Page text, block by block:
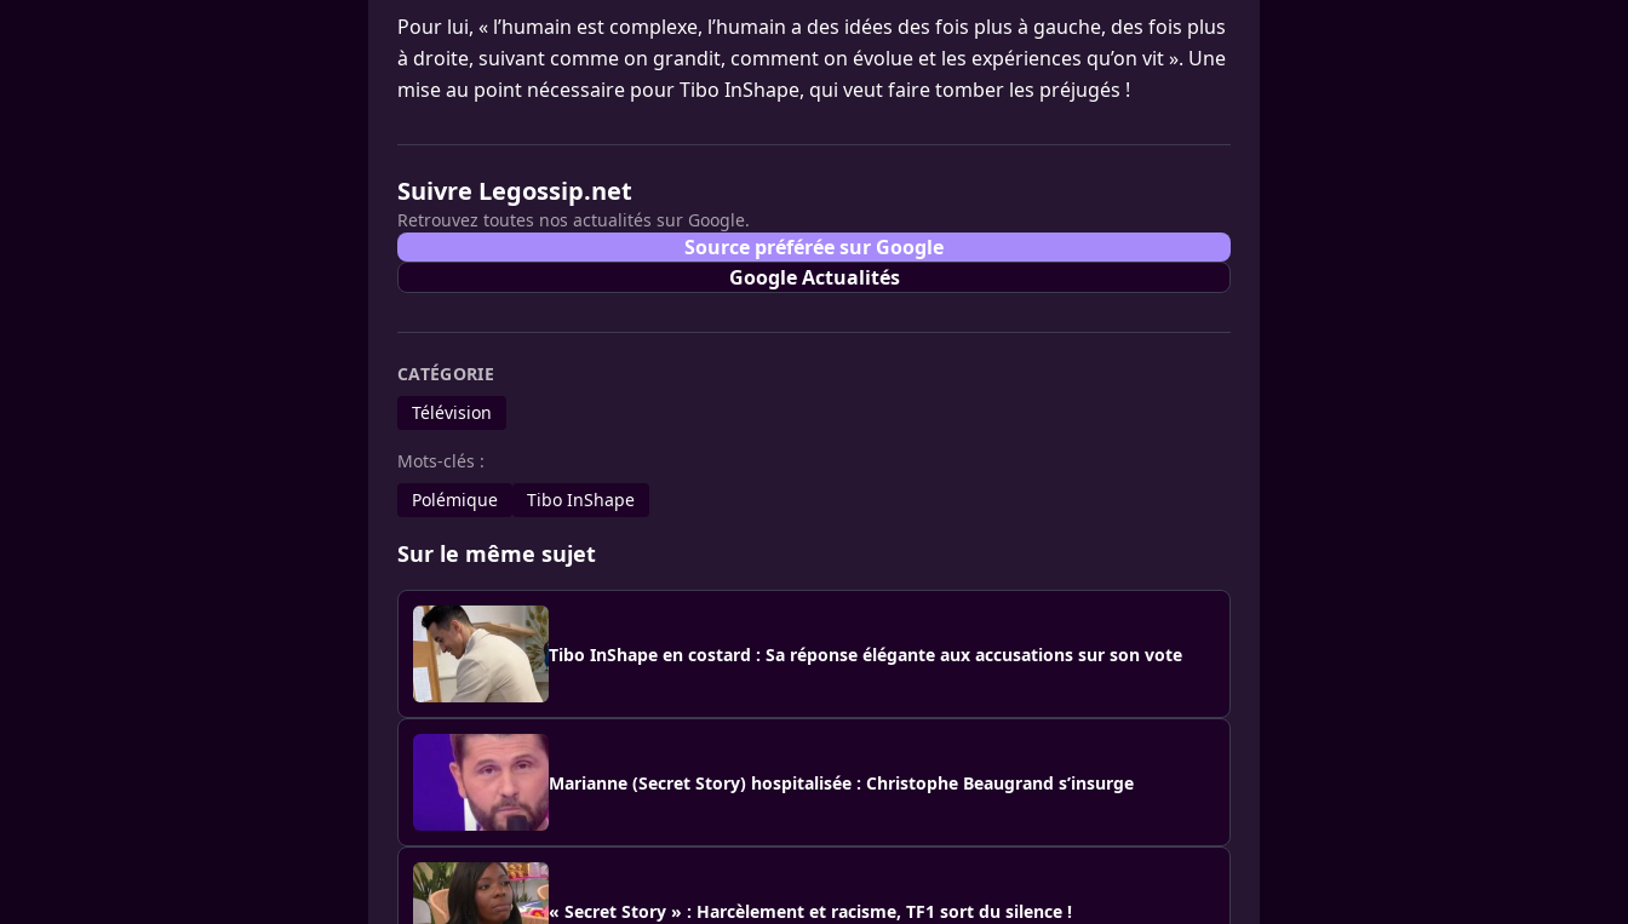
Pour lui, « l’humain est complexe, l’humain a des idées des fois plus à gauche, des fois plus
à droite, suivant comme on grandit, comment on évolue et les expériences qu’on vit ». Une
mise au point nécessaire pour Tibo InShape, qui veut faire tomber les préjugés !
Suivre Legossip.net
Retrouvez toutes nos actualités sur Google.
Source préférée sur Google
Google Actualités
CATÉGORIE
Télévision
Mots-clés :
Polémique
Tibo InShape
Sur le même sujet
Tibo InShape en costard : Sa réponse élégante aux accusations sur son vote
Marianne (Secret Story) hospitalisée : Christophe Beaugrand s’insurge
« Secret Story » : Harcèlement et racisme, TF1 sort du silence !